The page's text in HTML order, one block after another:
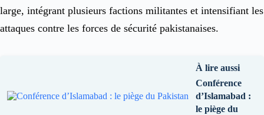
large, intégrant plusieurs factions militantes et intensifiant les
attaques contre les forces de sécurité pakistanaises.
À lire aussi
Conférence
d’Islamabad :
le piège du